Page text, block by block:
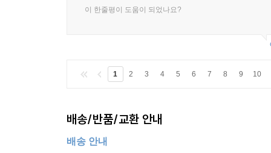
이 한줄평이 도움이 되었나요?
1 2 3 4 5 6 7 8 9 10
배송/반품/교환 안내
배송 안내